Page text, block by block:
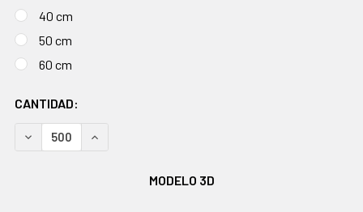
40 cm
50 cm
60 cm
EXISTENCIAS
ACTUALES:
CANTIDAD:
DISMINUIR CANTIDAD:AUMENTAR CANTIDAD:
MODELO 3D